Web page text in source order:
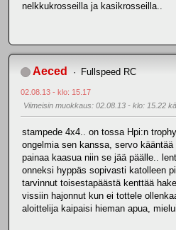
nelkkukrosseilla ja kasikrosseilla..
Aeced Fullspeed RC
02.08.13 - klo: 15.17
Viimeisin muokkaus: 02.08.13 - klo: 15.22
stampede 4x4.. on tossa Hpi:n
ongelmia sen kanssa, servo
painaa kaasua niin se jää päälle..
onneksi hyppäs sopivasti katolleen
tarvinnut toisestapäästä kenttää
vissiin hajonnut kun ei tottele
aloittelija kaipaisi hieman apua,